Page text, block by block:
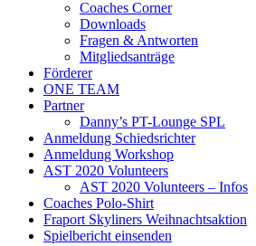
Coaches Corner
Downloads
Fragen & Antworten
Mitgliedsanträge
Förderer
ONE TEAM
Partner
Danny’s PT-Lounge SPL
Anmeldung Schiedsrichter
Anmeldung Workshop
AST 2020 Volunteers
AST 2020 Volunteers – Infos
Coaches Polo-Shirt
Fraport Skyliners Weihnachtsaktion
Spielbericht einsenden